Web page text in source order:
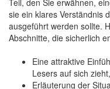
sie ein klares Verständnis
ausgeführt werden sollte.
Abschnitte, die sicherlich
Eine attraktive
Lesers auf sich zieht,
Erläuterung der